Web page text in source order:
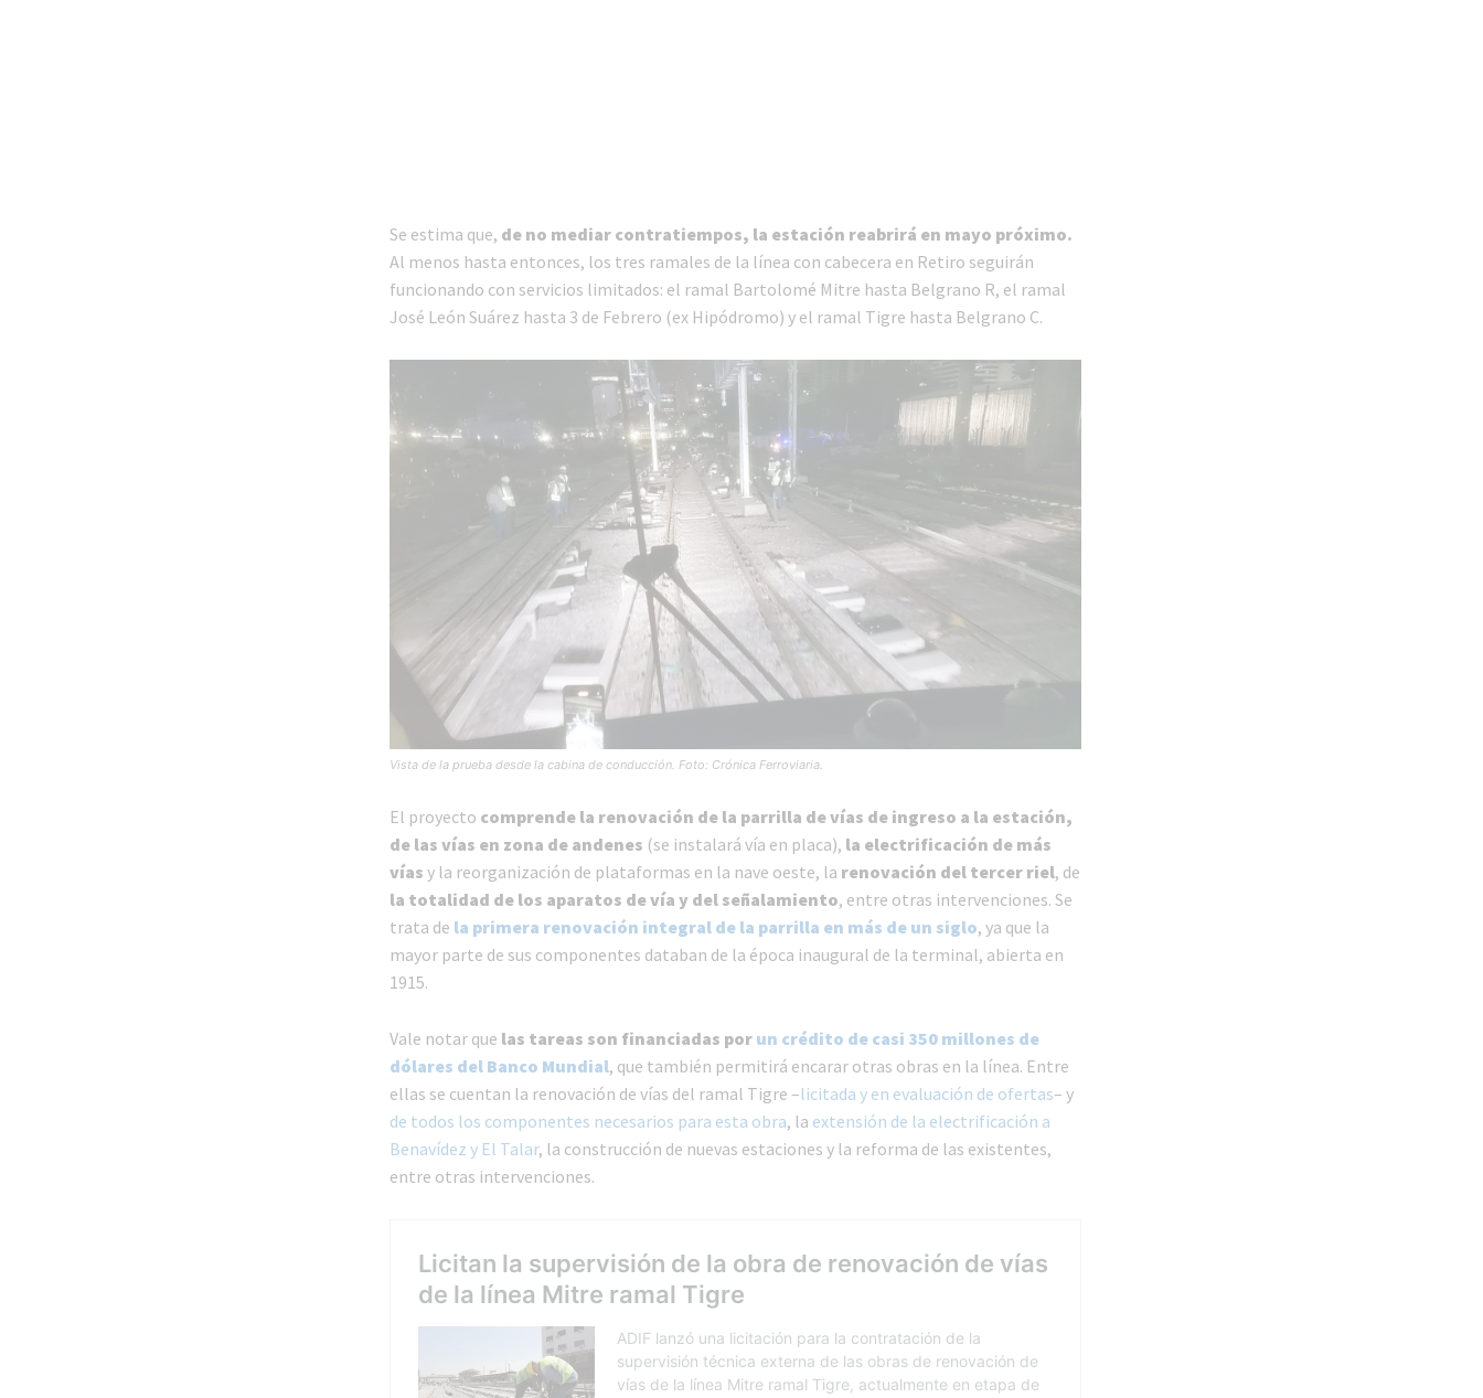
Se estima que, de no mediar contratiempos, la estación reabrirá en mayo próximo.
Al menos hasta entonces, los tres ramales de la línea con cabecera en Retiro seguirán
funcionando con servicios limitados: el ramal Bartolomé Mitre hasta Belgrano R, el ramal
José León Suárez hasta 3 de Febrero (ex Hipódromo) y el ramal Tigre hasta Belgrano C.
Vista de la prueba desde la cabina de conducción. Foto: Crónica Ferroviaria.
El proyecto comprende la renovación de la parrilla de vías de ingreso a la estación,
de las vías en zona de andenes (se instalará vía en placa), la electrificación de más
vías y la reorganización de plataformas en la nave oeste, la renovación del tercer riel, de
la totalidad de los aparatos de vía y del señalamiento, entre otras intervenciones. Se
trata de la primera renovación integral de la parrilla en más de un siglo, ya que la
mayor parte de sus componentes databan de la época inaugural de la terminal, abierta en
1915.
Vale notar que las tareas son financiadas por un crédito de casi 350 millones de
dólares del Banco Mundial, que también permitirá encarar otras obras en la línea. Entre
ellas se cuentan la renovación de vías del ramal Tigre –licitada y en evaluación de ofertas– y
de todos los componentes necesarios para esta obra, la extensión de la electrificación a
Benavídez y El Talar, la construcción de nuevas estaciones y la reforma de las existentes,
entre otras intervenciones.